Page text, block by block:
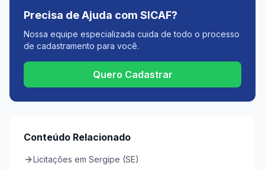
Precisa de Ajuda com SICAF?
Nossa equipe especializada cuida de todo o processo
de cadastramento para você.
Quero Cadastrar
Conteúdo Relacionado
Licitações em Sergipe (SE)